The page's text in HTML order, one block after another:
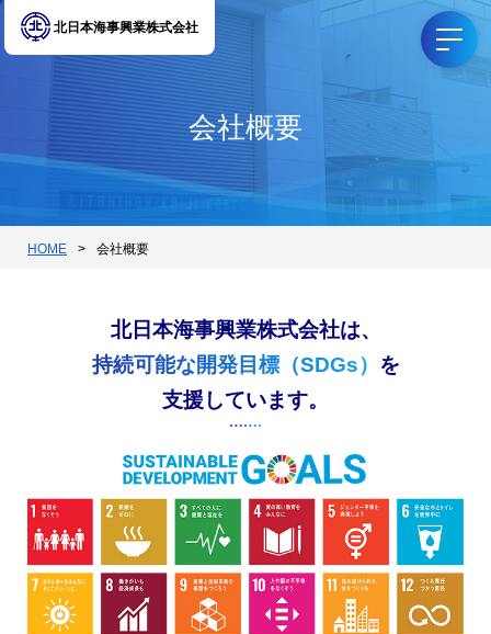
北日本海事興業株式会社
会社概要
HOME 会社概要
北日本海事興業株式会社は、
持続可能な開発目標（SDGs）
を
支援しています。